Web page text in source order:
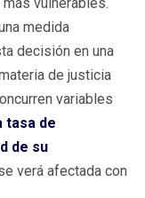
medida
decisión en una
de justicia
variables
tasa de
de su
verá afectada con